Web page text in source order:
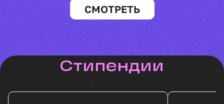
СМОТРЕТЬ
Стипендии